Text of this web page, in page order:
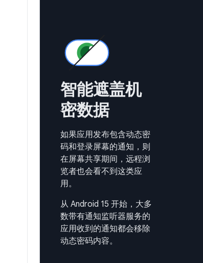
智能遮盖机
密数据
如果应用发布包含动态密
码和登录屏幕的通知，则
在屏幕共享期间，远程浏
览者也会看不到这类应
用。
从 Android 15 开始，大多
数带有通知监听器服务的
应用收到的通知都会移除
动态密码内容。